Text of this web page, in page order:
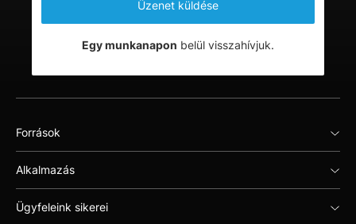
Egy munkanapon belül visszahívjuk.
Források
Alkalmazás
Ügyfeleink sikerei